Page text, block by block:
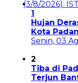
1
Hujan
Kota
Senin, 03
2
Tiba di
Terjun